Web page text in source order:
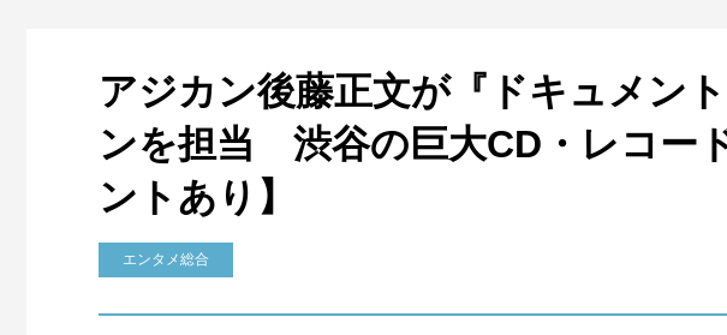
アジカン後藤正文が『ドキュメン
ンを担当 渋谷の巨大CD・レコー
ントあり】
エンタメ総合